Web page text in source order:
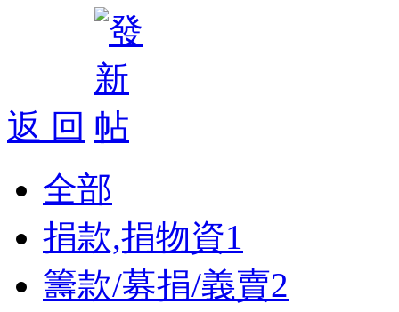
返 回
全部
捐款,捐物資1
籌款/募捐/義賣2